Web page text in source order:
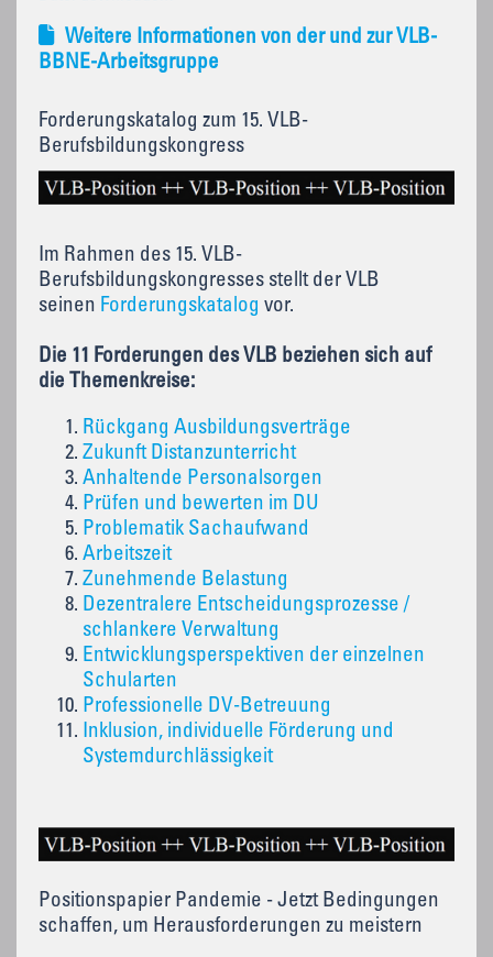
Weitere Informationen von der und zur VLB-
BBNE-Arbeitsgruppe
Forderungskatalog zum 15. VLB-
Berufsbildungskongress
Im Rahmen des 15. VLB-
Berufsbildungskongresses stellt der VLB
seinen Forderungskatalog vor.
Die 11 Forderungen des VLB beziehen sich auf
die Themenkreise:
Rückgang Ausbildungsverträge
Zukunft Distanzunterricht
Anhaltende Personalsorgen
Prüfen und bewerten im DU
Problematik Sachaufwand
Arbeitszeit
Zunehmende Belastung
Dezentralere Entscheidungsprozesse /
schlankere Verwaltung
Entwicklungsperspektiven der einzelnen
Schularten
Professionelle DV-Betreuung
Inklusion, individuelle Förderung und
Systemdurchlässigkeit
Positionspapier Pandemie - Jetzt Bedingungen
schaffen, um Herausforderungen zu meistern